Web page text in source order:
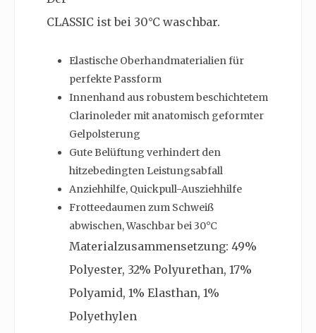
CLASSIC ist bei 30°C waschbar.
Elastische Oberhandmaterialien für
perfekte Passform
Innenhand aus robustem beschichtetem
Clarinoleder mit anatomisch geformter
Gelpolsterung
Gute Belüftung verhindert den
hitzebedingten Leistungsabfall
Anziehhilfe, Quickpull-Ausziehhilfe
Frotteedaumen zum Schweiß
abwischen, Waschbar bei 30°C
Materialzusammensetzung: 49%
Polyester, 32% Polyurethan, 17%
Polyamid, 1% Elasthan, 1%
Polyethylen